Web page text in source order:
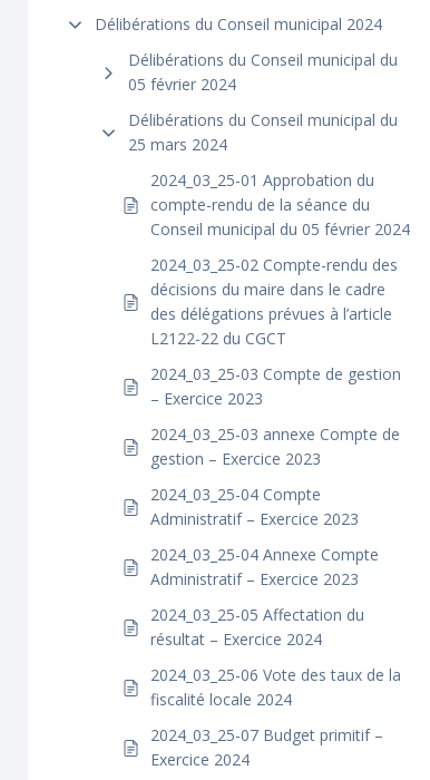
Délibérations du Conseil municipal 2024
Délibérations du Conseil municipal du
05 février 2024
Délibérations du Conseil municipal du
25 mars 2024
2024_03_25-01 Approbation du
compte-rendu de la séance du
Conseil municipal du 05 février 2024
2024_03_25-02 Compte-rendu des
décisions du maire dans le cadre
des délégations prévues à l’article
L2122-22 du CGCT
2024_03_25-03 Compte de gestion
– Exercice 2023
2024_03_25-03 annexe Compte de
gestion – Exercice 2023
2024_03_25-04 Compte
Administratif – Exercice 2023
2024_03_25-04 Annexe Compte
Administratif – Exercice 2023
2024_03_25-05 Affectation du
résultat – Exercice 2024
2024_03_25-06 Vote des taux de la
fiscalité locale 2024
2024_03_25-07 Budget primitif –
Exercice 2024